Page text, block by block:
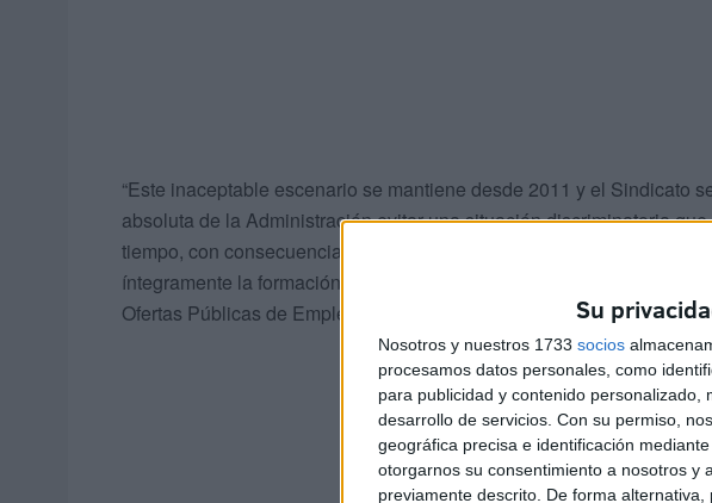
Su
Nosotros y nuestros 1733 socios
procesamos datos personales, como
para publicidad y contenido
desarrollo de servicios. Con su permiso,
geográfica precisa e identificación
otorgarnos su consentimiento a nosotros y
previamente descrito. De forma
“Este inaceptable escenario se mantiene desde 2011 y el Sindicato
absoluta de la Administración evitar una situación discriminatoria
tiempo, con consecuencias nocivas para los profesionales
íntegramente la formación impartida por el propio Ingesa en los
Ofertas Públicas de Empleo (OPE) ni en los concursos-traslados”,